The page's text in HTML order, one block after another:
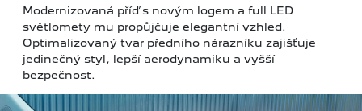
Modernizovaná příď s novým logem a full LED
světlomety mu propůjčuje elegantní vzhled.
Optimalizovaný tvar předního nárazníku zajišťuje
jedinečný styl, lepší aerodynamiku a vyšší
bezpečnost.